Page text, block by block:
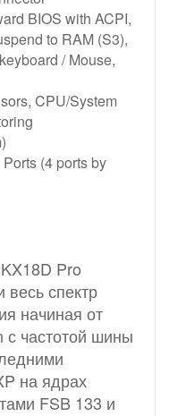
BIOS with ACPI,
to RAM (S3),
/ Mouse,
CPU/System
(4 ports by
Pro
весь спектр
начиная от
с частотой шины
на ядрах
FSB 133 и